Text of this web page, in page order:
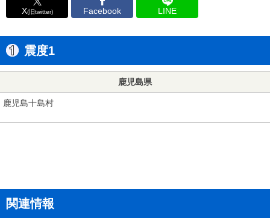
X(旧twitter) Facebook LINE
震度1
鹿児島県
鹿児島十島村
関連情報